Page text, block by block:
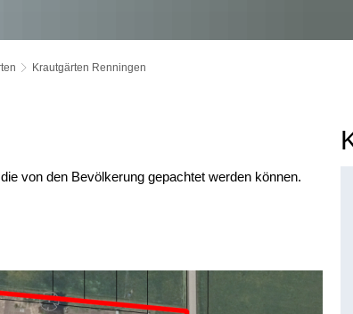
Krautgärten Renningen
von den Bevölkerung gepachtet werden können.